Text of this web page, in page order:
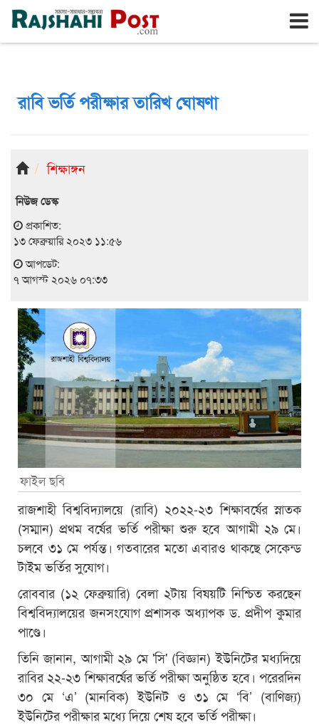
রাজশাহী শুক্রবার, ৭ই আগস্ট ২০২৬, ২৪শে শ্রাবণ ১৪৩৩
রাবি ভর্তি পরীক্ষার তারিখ ঘোষণা
শিক্ষাঙ্গন
নিউজ ডেস্ক
প্রকাশিত:
১৩ ফেব্রুয়ারি ২০২৩ ১১:৫৬
আপডেট:
৭ আগস্ট ২০২৬ ০৭:৩৩
ফাইল ছবি
রাজশাহী বিশ্ববিদ্যালয়ে (রাবি) ২০২২-২৩ শিক্ষাবর্ষের স্নাতক
(সম্মান) প্রথম বর্ষের ভর্তি পরীক্ষা শুরু হবে আগামী ২৯ মে।
চলবে ৩১ মে পর্যন্ত। গতবারের মতো এবারও থাকছে সেকেন্ড
টাইম ভর্তির সুযোগ।
রোববার (১২ ফেব্রুয়ারি) বেলা ২টায় বিষয়টি নিশ্চিত করছেন
বিশ্ববিদ্যালয়ের জনসংযোগ প্রশাসক অধ্যাপক ড. প্রদীপ কুমার
পাণ্ডে।
তিনি জানান, আগামী ২৯ মে 'সি' (বিজ্ঞান) ইউনিটের মধ্যদিয়ে
রাবির ২২-২৩ শিক্ষাবর্ষের ভর্তি পরীক্ষা অনুষ্ঠিত হবে। পরেরদিন
৩০ মে ‘এ’ (মানবিক) ইউনিট ও ৩১ মে ‘বি’ (বাণিজ্য)
ইউনিটের পরীক্ষার মধ্যে দিয়ে শেষ হবে ভর্তি পরীক্ষা।